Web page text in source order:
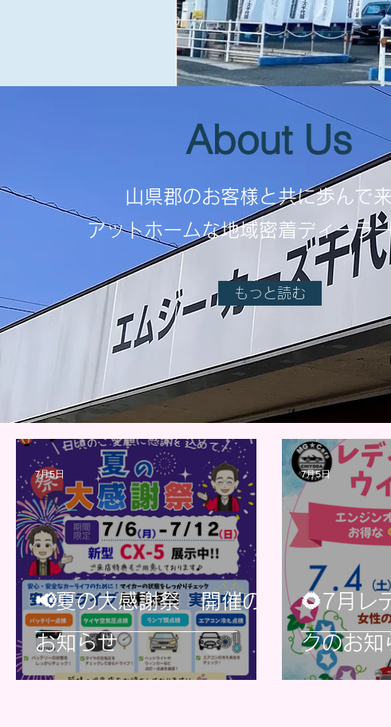
About Us
山県郡のお客様と共に歩んで
アットホームな地域密着ディーラー
もっと読む
📢夏の大感謝祭 開催の
お知らせ
7月5日
🌻7月レ
クのお知
7月5日